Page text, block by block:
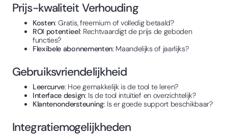
Prijs-kwaliteit Verhouding
Kosten: Gratis, freemium of volledig betaald?
ROI potentieel: Rechtvaardigt de prijs de geboden
functies?
Flexibele abonnementen: Maandelijks of jaarlijks?
Gebruiksvriendelijkheid
Leercurve: Hoe gemakkelijk is de tool te leren?
Interface design: Is de tool intuïtief en overzichtelijk?
Klantenondersteuning: Is er goede support beschikbaar?
Integratiemogelijkheden